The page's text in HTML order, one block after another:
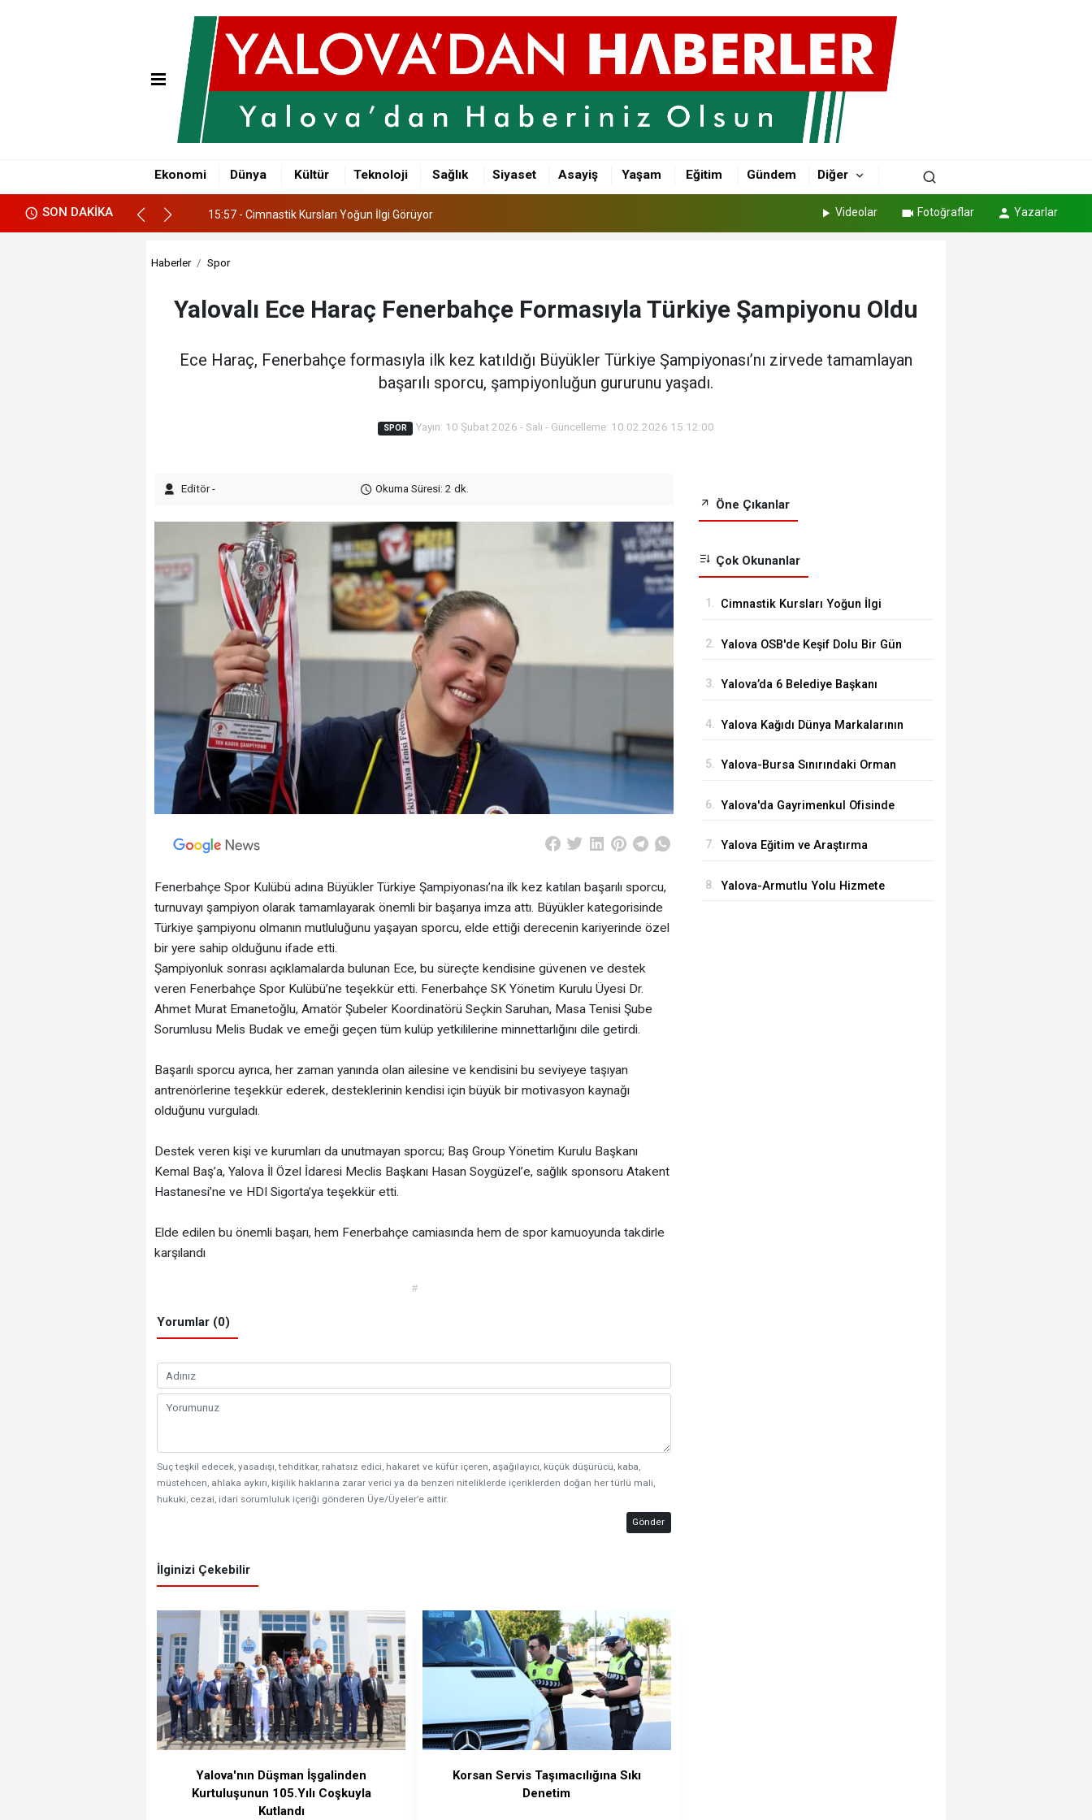
Ekonomi Dünya Kültür Teknoloji Sağlık Siyaset Asayiş Yaşam Eğitim Gündem Diğer
SON DAKİKA
15:57 - Cimnastik Kursları Yoğun İlgi Görüyor
16:30 - Yalova OSB'de Keşif Dolu Bir Gün
15:57 - Cimnastik Kursları Yoğun İlgi Görüyor Videolar Fotoğraflar Yazarlar
Haberler Spor
Yalovalı Ece Haraç Fenerbahçe Formasıyla Türkiye Şampiyonu Oldu
Ece Haraç, Fenerbahçe formasıyla ilk kez katıldığı Büyükler Türkiye Şampiyonası’nı zirvede tamamlayan
başarılı sporcu, şampiyonluğun gururunu yaşadı.
SPOR Yayın: 10 Şubat 2026 - Salı - Güncelleme: 10.02.2026 15:12:00
Editör - Okuma Süresi: 2 dk.
Fenerbahçe Spor Kulübü adına Büyükler Türkiye Şampiyonası’na ilk kez katılan başarılı sporcu,
turnuvayı şampiyon olarak tamamlayarak önemli bir başarıya imza attı. Büyükler kategorisinde
Türkiye şampiyonu olmanın mutluluğunu yaşayan sporcu, elde ettiği derecenin kariyerinde özel
bir yere sahip olduğunu ifade etti.
Şampiyonluk sonrası açıklamalarda bulunan Ece, bu süreçte kendisine güvenen ve destek
veren Fenerbahçe Spor Kulübü’ne teşekkür etti. Fenerbahçe SK Yönetim Kurulu Üyesi Dr.
Ahmet Murat Emanetoğlu, Amatör Şubeler Koordinatörü Seçkin Saruhan, Masa Tenisi Şube
Sorumlusu Melis Budak ve emeği geçen tüm kulüp yetkililerine minnettarlığını dile getirdi.
Başarılı sporcu ayrıca, her zaman yanında olan ailesine ve kendisini bu seviyeye taşıyan
antrenörlerine teşekkür ederek, desteklerinin kendisi için büyük bir motivasyon kaynağı
olduğunu vurguladı.
Destek veren kişi ve kurumları da unutmayan sporcu; Baş Group Yönetim Kurulu Başkanı
Kemal Baş’a, Yalova İl Özel İdaresi Meclis Başkanı Hasan Soygüzel’e, sağlık sponsoru Atakent
Hastanesi’ne ve HDI Sigorta’ya teşekkür etti.
Elde edilen bu önemli başarı, hem Fenerbahçe camiasında hem de spor kamuoyunda takdirle
karşılandı
#
Yorumlar (0)
Suç teşkil edecek, yasadışı, tehditkar, rahatsız edici, hakaret ve küfür içeren, aşağılayıcı, küçük düşürücü, kaba,
müstehcen, ahlaka aykırı, kişilik haklarına zarar verici ya da benzeri niteliklerde içeriklerden doğan her türlü mali,
hukuki, cezai, idari sorumluluk içeriği gönderen Üye/Üyeler’e aittir.
Gönder
İlginizi Çekebilir
Yalova'nın Düşman İşgalinden
Kurtuluşunun 105.Yılı Coşkuyla
Kutlandı
Korsan Servis Taşımacılığına Sıkı
Denetim
Öne Çıkanlar
Çok Okunanlar
1. Cimnastik Kursları Yoğun İlgi
2. Yalova OSB'de Keşif Dolu Bir Gün
3. Yalova’da 6 Belediye Başkanı
Parti’ye Katıldı
4. Yalova Kağıdı Dünya Markalarının
5. Yalova-Bursa Sınırındaki Orman
6. Yalova'da Gayrimenkul Ofisinde
7. Yalova Eğitim ve Araştırma
Başarıyla Uygulandı
8. Yalova-Armutlu Yolu Hizmete